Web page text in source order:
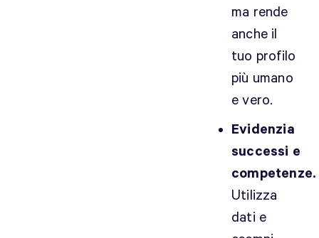
ma rende
anche il
tuo profilo
più umano
e vero.
Evidenzia
successi e
competenze.
Utilizza
dati e